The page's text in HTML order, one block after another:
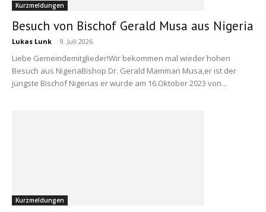
Kurzmeldungen
Besuch von Bischof Gerald Musa aus Nigeria
Lukas Lunk - 9. Juli 2026
Liebe Gemeindemitglieder!Wir bekommen mal wieder hohen
Besuch aus NigeriaBishop Dr. Gerald Mamman Musa,er ist der
jüngste Bischof Nigerias er wurde am 16.Oktober 2023 von...
Kurzmeldungen